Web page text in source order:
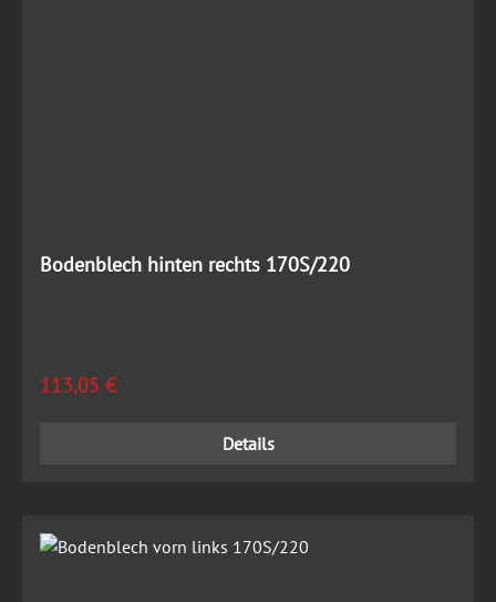
Bodenblech hinten rechts 170S/220
Regulärer Preis:
113,05 €
Details